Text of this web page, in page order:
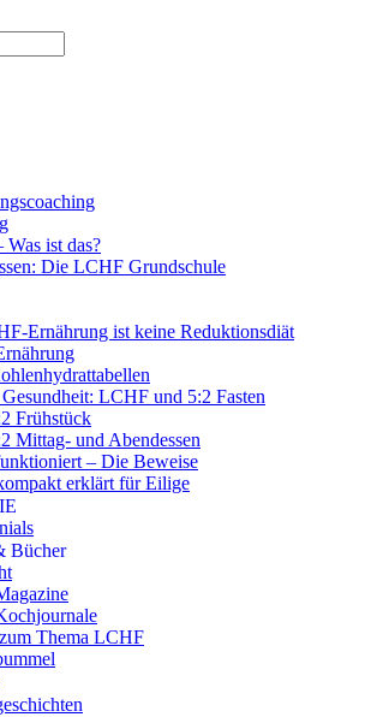
ist das?
Die LCHF Grundschule
Ernährung ist keine Reduktionsdiät
Gesundheit: LCHF und 5:2 Fasten
Frühstück
Mittag- und Abendessen
– Die Beweise
erklärt für Eilige
Bücher
Thema LCHF